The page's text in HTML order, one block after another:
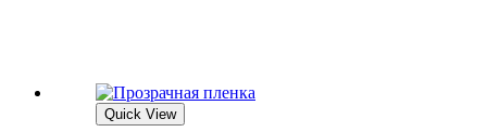
Quick View